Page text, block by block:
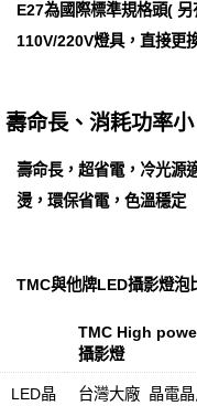
E27為國際標準規格頭(
110V/220V燈具，直接更
壽命長、消耗功率
壽命長，超省電，冷光源
燙，環保省電，色溫穩定
TMC與他牌LED攝影燈泡
TMC High
攝影燈
LED晶 台灣大廠 晶電晶